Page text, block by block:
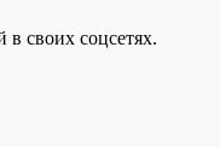
в своих соцсетях.